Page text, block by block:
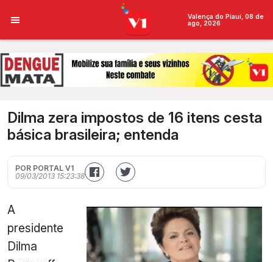
Valença do Piauí, 08 de
ago, 2026
Dilma zera impostos de 16 itens cesta
básica brasileira; entenda
POR PORTAL V1
09/03/2013 15:23:38
A
presidente
Dilma